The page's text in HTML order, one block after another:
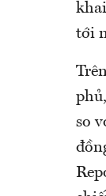
tới
so